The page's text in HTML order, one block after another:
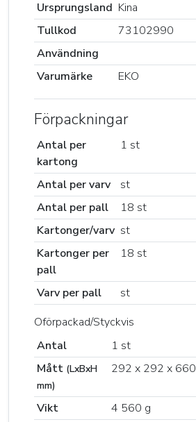
Ursprungsland Kina
Tullkod
73102990
Användning
Varumärke
EKO
Förpackningar
Antal per
kartong
1 st
Antal per varv
st
Antal per pall
18 st
Kartonger/varv st
Kartonger per
pall
18 st
Varv per pall
st
Oförpackad/Styckvis
Antal
1 st
Mått (LxBxH
mm)
292 x 292 x 660
Vikt
4 560 g